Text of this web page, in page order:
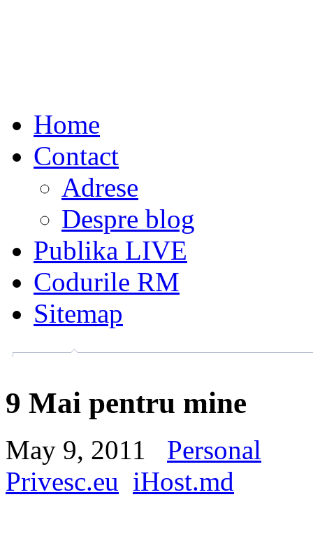
Home
Contact
Adrese
Despre blog
Publika LIVE
Codurile RM
Sitemap
9 Mai pentru mine
May 9, 2011
Personal
Privesc.eu iHost.md